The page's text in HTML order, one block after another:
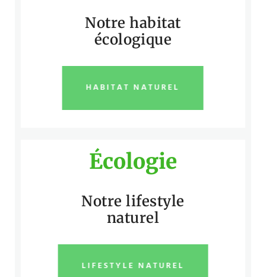
Notre habitat
écologique
HABITAT NATUREL
Écologie
Notre lifestyle
naturel
LIFESTYLE NATUREL